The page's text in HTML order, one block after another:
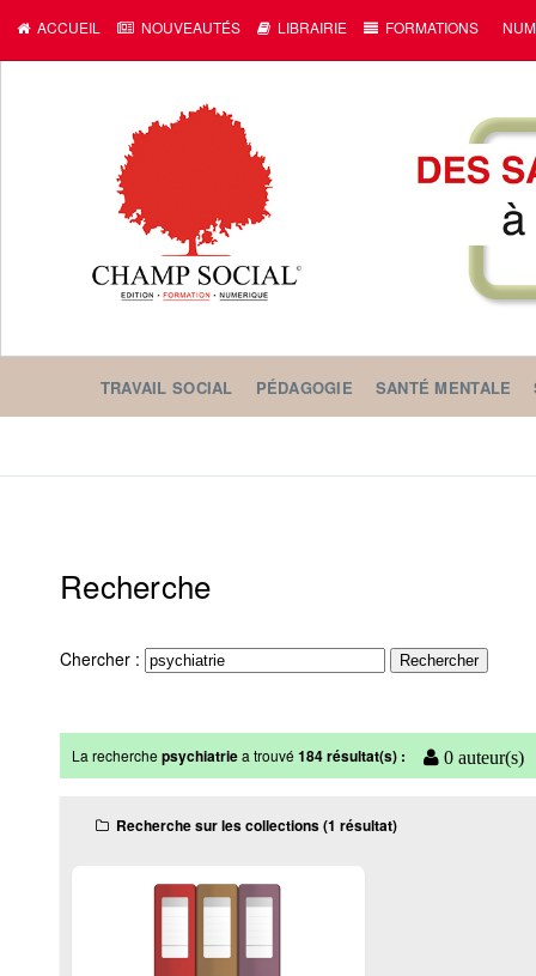
ACCUEIL NOUVEAUTÉS LIBRAIRIE FORMATIONS
TRAVAIL SOCIAL PÉDAGOGIE SANTÉ MENTALE
Recherche
Chercher :
La recherchepsychiatriea trouvé184 résultat(s) : 0 auteur(s)
Recherche sur les collections (1 résultat)